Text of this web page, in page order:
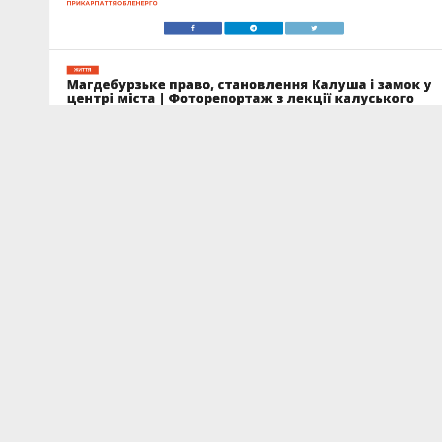
ПРИКАРПАТТЯОБЛЕНЕРГО
ЖИТТЯ
Магдебурзьке право, становлення Калуша і замок у
центрі міста | Фоторепортаж з лекції калуського